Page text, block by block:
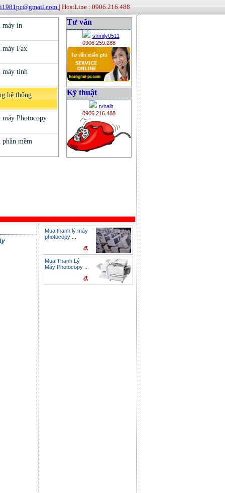
| HostLine : 0906.216.488
Tư vấn
shmily0511
0906.259.288
Kỹ thuật
tvhaiit
0906.216.488
Mua thanh lý máy
photocopy ...
đ.
Mua Thanh Lý
Máy Photocopy ...
đ.